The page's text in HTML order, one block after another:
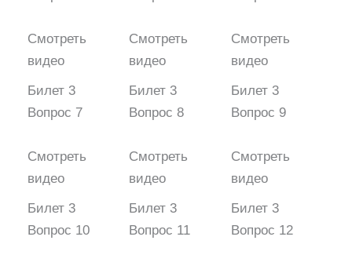
Смотреть
видео
Смотреть
видео
Смотреть
видео
Билет 3
Вопрос 7
Смотреть
видео
Билет 3
Вопрос 8
Смотреть
видео
Билет 3
Вопрос 9
Смотреть
видео
Билет 3
Вопрос 10
Билет 3
Вопрос 11
Билет 3
Вопрос 12